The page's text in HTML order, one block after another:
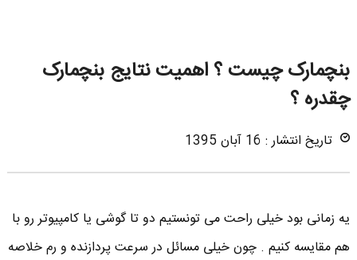
بنچمارک چیست ؟ اهمیت نتایج بنچمارک
چقدره ؟
تاریخ انتشار : 16 آبان 1395
یه زمانی بود خیلی راحت می تونستیم دو تا گوشی یا کامپیوتر رو با
هم مقایسه کنیم . چون خیلی مسائل در سرعت پردازنده و رم خلاصه